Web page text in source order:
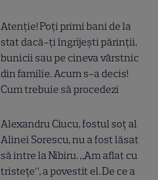
Atenție! Poți primi bani de la
stat dacă-ți îngrijești părinții,
bunicii sau pe cineva vârstnic
din familie. Acum s-a decis!
Cum trebuie să procedezi
Alexandru Ciucu, fostul soț al
Alinei Sorescu, nu a fost lăsat
să intre la Nibiru. „Am aflat cu
tristețe”, a povestit el. De ce a